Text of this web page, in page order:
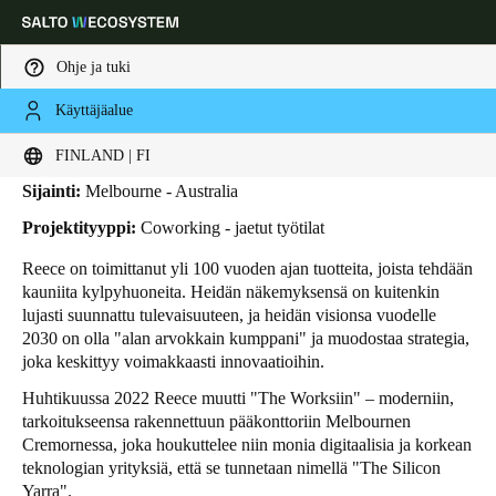
Ohje ja tuki
Käyttäjäalue
FINLAND | FI
Choose your location and language settings
Germany
Switzerland
DeutschFrançaisItaliano
HOME TOIMIALAT
Reece
Sijainti: Melbourne - Australia
Projektityyppi: Coworking - jaetut työtilat
Reece on toimittanut yli 100 vuoden ajan tuotteita, joista tehdään
kauniita kylpyhuoneita. Heidän näkemyksensä on kuitenkin
lujasti suunnattu tulevaisuuteen, ja heidän visionsa vuodelle
2030 on olla "alan arvokkain kumppani" ja muodostaa strategia,
joka keskittyy voimakkaasti innovaatioihin.
Huhtikuussa 2022 Reece muutti "The Worksiin" – moderniin,
tarkoitukseensa rakennettuun pääkonttoriin Melbournen
Cremornessa, joka houkuttelee niin monia digitaalisia ja korkean
teknologian yrityksiä, että se tunnetaan nimellä "The Silicon
Yarra".